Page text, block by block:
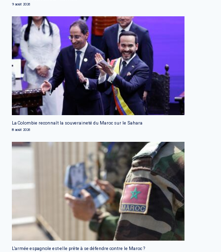
9 août 2026
La Colombie reconnaît la souveraineté du Maroc sur le Sahara
8 août 2026
L'armée espagnole est-elle prête à se défendre contre le Maroc ?